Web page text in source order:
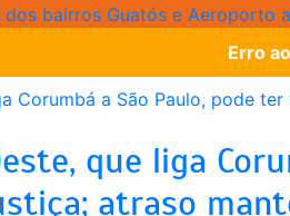
dos bairros Guatós e
Erro
que liga
atraso